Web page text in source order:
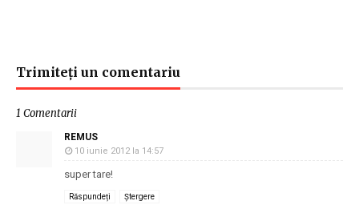
Trimiteți un comentariu
1 Comentarii
REMUS
10 iunie 2012 la 14:57
super tare!
Răspundeți Ștergere